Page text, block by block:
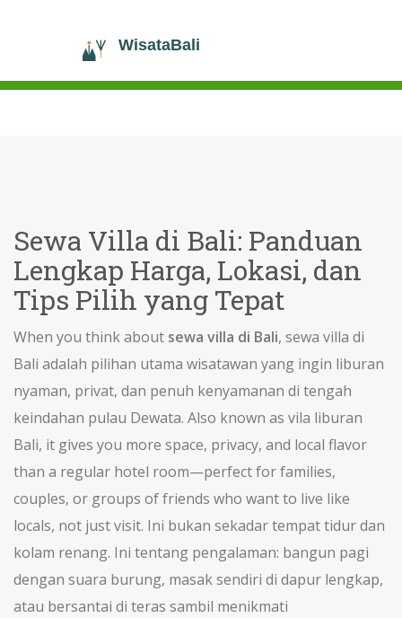
Sewa Villa di Bali: Panduan
Lengkap Harga, Lokasi, dan
Tips Pilih yang Tepat
When you think about sewa villa di Bali, sewa villa di
Bali adalah pilihan utama wisatawan yang ingin liburan
nyaman, privat, dan penuh kenyamanan di tengah
keindahan pulau Dewata. Also known as vila liburan
Bali, it gives you more space, privacy, and local flavor
than a regular hotel room—perfect for families,
couples, or groups of friends who want to live like
locals, not just visit. Ini bukan sekadar tempat tidur dan
kolam renang. Ini tentang pengalaman: bangun pagi
dengan suara burung, masak sendiri di dapur lengkap,
atau bersantai di teras sambil menikmati